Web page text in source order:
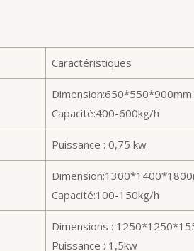
Caractéristiques
Dimension:650*550*900mm
Capacité:400-600kg/h
Puissance : 0,75 kw
Capacité:100-150kg/h
Dimensions :
Puissance : 1,5kw